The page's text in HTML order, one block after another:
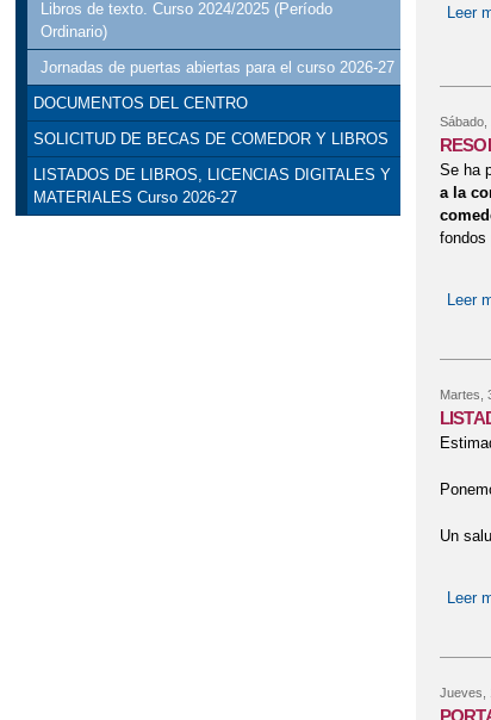
Libros de texto. Curso 2024/2025 (Período
Ordinario)
Jornadas de puertas abiertas para el curso 2026-27
DOCUMENTOS DEL CENTRO
SOLICITUD DE BECAS DE COMEDOR Y LIBROS
LISTADOS DE LIBROS, LICENCIAS DIGITALES Y
MATERIALES Curso 2026-27
Leer
Sábado,
Se ha
a la
fondos
Leer
Martes,
Un
Leer
Jueves,